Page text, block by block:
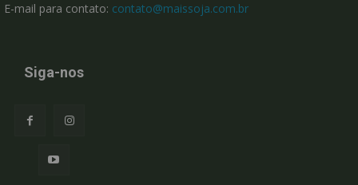
E-mail para contato: contato@maissoja.com.br
Siga-nos